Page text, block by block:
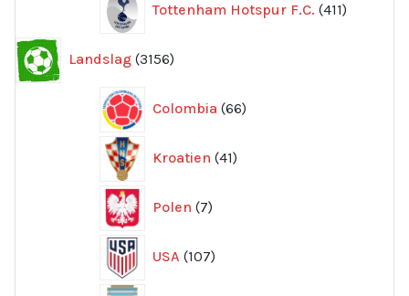
Tottenham Hotspur F.C. 411
produkter
Landslag 3156
produkter
Colombia 66
produkter
Kroatien 41
produkter
Polen 7
produkter
USA 107
produkter